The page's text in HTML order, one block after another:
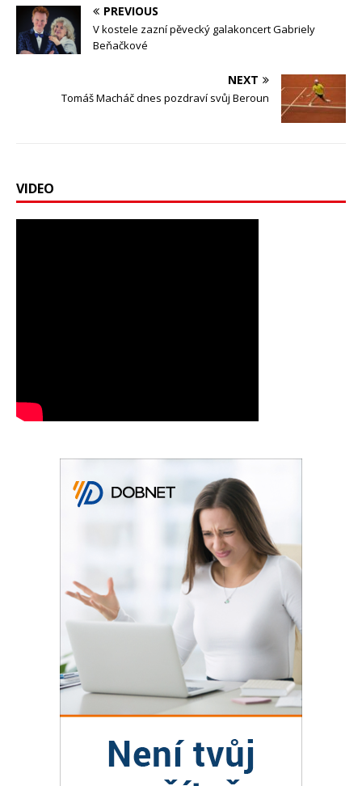
PREVIOUS
V kostele zazní pěvecký galakoncert Gabriely
Beňačkové
NEXT
Tomáš Macháč dnes pozdraví svůj Beroun
VIDEO